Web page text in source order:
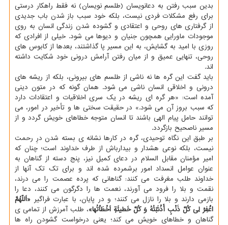
بدین سبب رفتن به دعانویسان (طلسم نویسان) نه فقط راهکار درستی
برای رفع مشکلات فردی نیست، بلکه خود سبب باز شدن باب جدیدی
از گرفتاری های روحی و اعتقادی و گشوده شدن زندگی انسان به روی
موجودات ماورایی همچون جنیان و دیوها می شود. خیلی از افرادی که
روزی با امید به گشایش، به این مسیر پا گذاشتند، بعدها از کابوس های
روحی، تنهایی عمیق و از میان رفتن آرامش درونی خود شکایت داشته
اند.
باید گفت این گره ها نه ناشی از طلسم های بیرونی، بلکه از ریشه های
درونی و اخلاقی انسان ناشی می شود. همان گونه که در متون دینی
آمده است: «هر گره ای ریشه در یک سری اخلاقیات و اعتقادات دارد
که سبب بروز آن می شود.» در حقیقت سختی ها و تأخیر در امور، می
توانند حامل پیام الهی باشند تا انسان متوجه خطاهای خویش گردد و از
مسیر ناصحیح بازگردد.
بر طبق این نگاه توحیدی، گره در کارها نشانه ی بسته شدن درِ رحمت
نیست، بلکه نوعی هشدار و بیدارباش از طرف خداوند است؛ چنان که
امیر مؤمنان مقابل السلام در دعای کمیل نیز، پنج دسته از گناهان به
عنوان عوامل انسداد امور برشمرده شده اند و برای تک تک آنها از
خداوند طلب مغرفت می کنند: گناهانی که پرده عصمت را می درند،
نقمت و بلا را فرود می آورند، نعمت ها را دگرگون می کنند، دعا را
بازمی دارند و بلا را نازل می کنند؛ و در پایان، با عبارت فراگیر «اَللّهُمَّ
اغْفِرْ لِی کُلَّ ذَنْبٍ أَذْنَبْتُهُ وَ کُلَّ خَطیئَةٍ اَخْطَاْتُها»، طلب آمرزش از تمامی ی
گناهان و خطاهای خویش می کند؛ یعنی درخواست گشودن راه ها